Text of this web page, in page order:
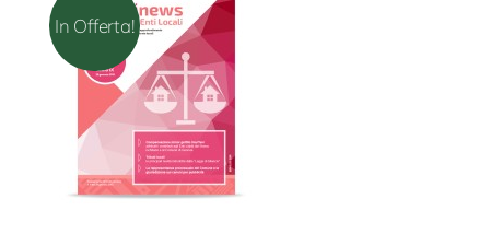
Prodotti
Notizie e bandi
In Offerta!